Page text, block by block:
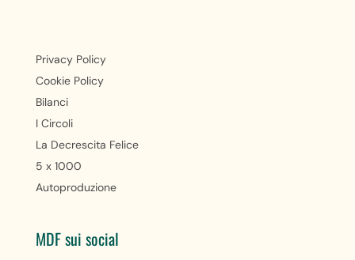
Privacy Policy
Cookie Policy
Bilanci
I Circoli
La Decrescita Felice
5 x 1000
Autoproduzione
MDF sui social